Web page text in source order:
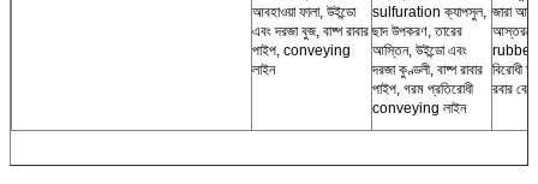
আবহাওয়া ফালা, উইন্ডো
এবং দরজা বুজ, বাষ্প রাবার
পাইপ, conveying
লাইন
sulfuration ক্যাপসুল,
ছাদ উপকরণ, তারের
আস্তিন, উইন্ডো এবং
দরজা কুণ্ডলী, বাষ্প রাবার
পাইপ, গরম প্রতিরোধী
conveying লাইন
জারা
বিরোধী
রবার